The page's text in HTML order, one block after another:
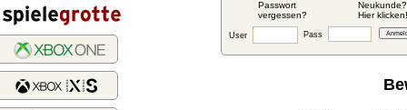
Passwort
vergessen?
Neukunde?
Hier klicken!
User Pass